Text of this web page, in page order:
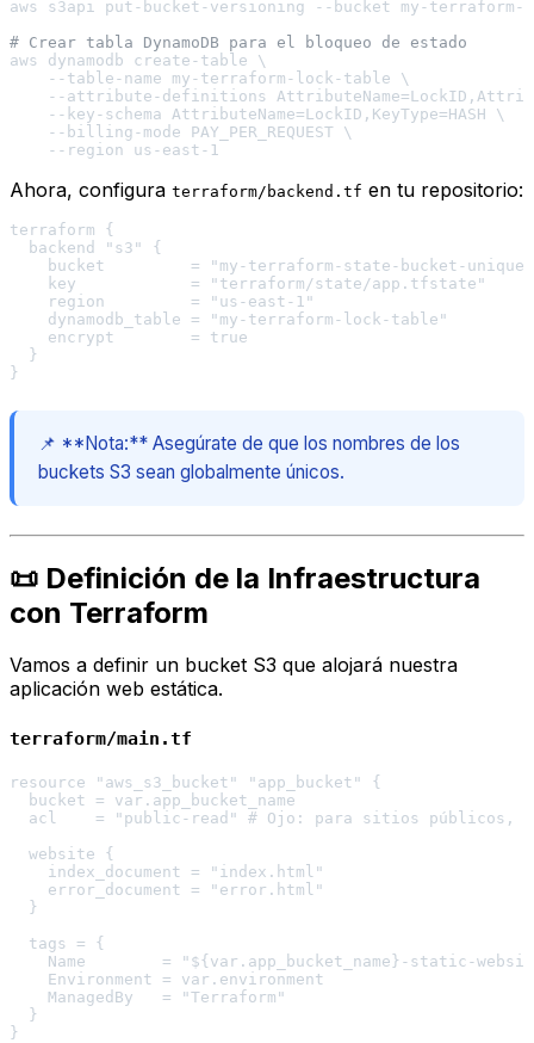
aws s3api put-bucket-versioning --bucket my-terraform-
# Crear tabla DynamoDB para el bloqueo de estado
aws dynamodb create-table \
    --table-name my-terraform-lock-table \
--attribute-definitions
    --key-schema AttributeName=LockID,KeyType=HASH \
    --billing-mode PAY_PER_REQUEST \
Ahora, configura terraform/backend.tf en tu repositorio:
terraform {
  backend "s3" {
bucket         = "my-terraform-state-bucket-
    key            = "terraform/state/app.tfstate"
    region         = "us-east-1"
    dynamodb_table = "my-terraform-lock-table"
    encrypt        = true
  }
📌 **Nota:** Asegúrate de que los nombres de los
buckets S3 sean globalmente únicos.
📜 Definición de la Infraestructura
con Terraform
Vamos a definir un bucket S3 que alojará nuestra
aplicación web estática.
terraform/main.tf
resource "aws_s3_bucket" "app_bucket" {
  bucket = var.app_bucket_name
acl    = "public-read" # Ojo: para sitios públicos,
  website {
    index_document = "index.html"
    error_document = "error.html"
  }
  tags = {
Name        = "${var.app_bucket_name}-static-
    Environment = var.environment
    ManagedBy   = "Terraform"
  }
}